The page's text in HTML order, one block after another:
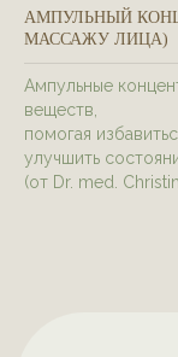
АМПУЛЬНЫЙ
МАССАЖУ ЛИЦА)
Ампульные
веществ,
помогая
улучшить
(от Dr. med.